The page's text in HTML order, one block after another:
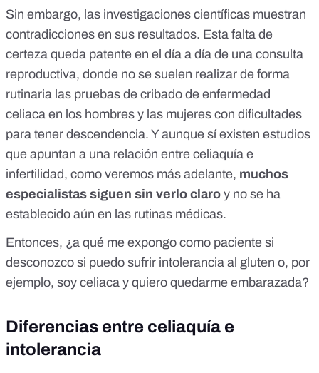
Sin embargo, las investigaciones científicas muestran
contradicciones en sus resultados. Esta falta de
certeza queda patente en el día a día de una consulta
reproductiva, donde no se suelen realizar de forma
rutinaria las pruebas de cribado de enfermedad
celiaca en los hombres y las mujeres con dificultades
para tener descendencia. Y aunque sí existen estudios
que apuntan a una relación entre celiaquía e
infertilidad, como veremos más adelante, muchos
especialistas siguen sin verlo claro y no se ha
establecido aún en las rutinas médicas.
Entonces, ¿a qué me expongo como paciente si
desconozco si puedo sufrir intolerancia al gluten o, por
ejemplo, soy celiaca y quiero quedarme embarazada?
Diferencias entre celiaquía e
intolerancia